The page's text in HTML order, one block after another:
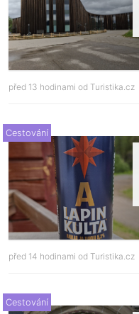
před 13 hodinami od Turistika.cz
Cestování
před 14 hodinami od Turistika.cz
Cestování